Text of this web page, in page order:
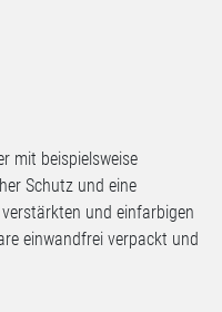
mit beispielsweise
Schutz und eine
und einfarbigen
einwandfrei verpackt und